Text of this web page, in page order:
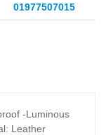
01977507015
-Luminous
Leather